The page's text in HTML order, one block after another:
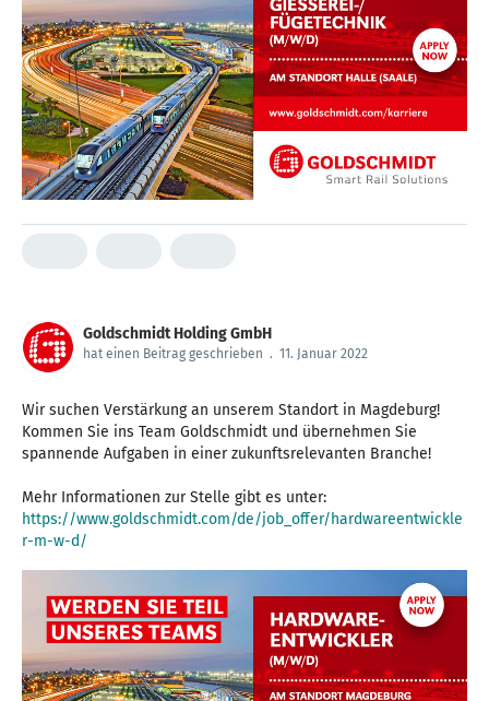
Goldschmidt Holding GmbH
hat einen Beitrag geschrieben . 11. Januar 2022
Wir suchen Verstärkung an unserem Standort in Magdeburg!
Kommen Sie ins Team Goldschmidt und übernehmen Sie
spannende Aufgaben in einer zukunftsrelevanten Branche!
Mehr Informationen zur Stelle gibt es unter:
https://www.goldschmidt.com/de/job_offer/hardwareentwickle
r-m-w-d/